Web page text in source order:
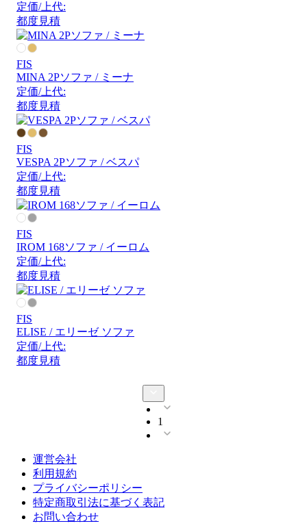
定価/上代:
都度見積
FIS
MINA 2Pソファ / ミーナ
定価/上代:
都度見積
FIS
VESPA 2Pソファ / ベスパ
定価/上代:
都度見積
FIS
IROM 168ソファ / イーロム
定価/上代:
都度見積
FIS
ELISE / エリーゼ ソファ
定価/上代:
都度見積
1
運営会社
利用規約
プライバシーポリシー
特定商取引法に基づく表記
お問い合わせ